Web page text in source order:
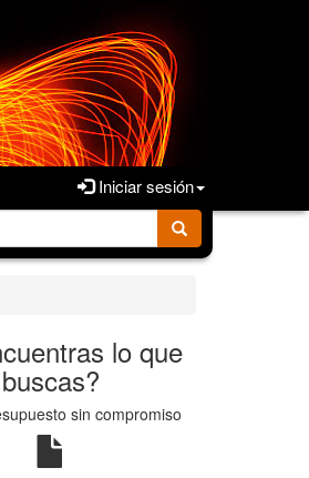
Iniciar sesión
lo que
buscas?
sin compromiso